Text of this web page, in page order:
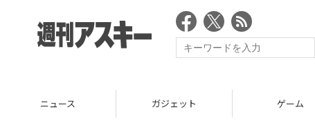
ニュース ガジェット ゲーム